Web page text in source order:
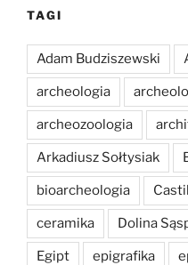
TAGI
Adam Budziszewski
archeologia
archeozoologia
Arkadiusz Sołtysiak
bioarcheologia
ceramika Dolina
Egipt epigrafika